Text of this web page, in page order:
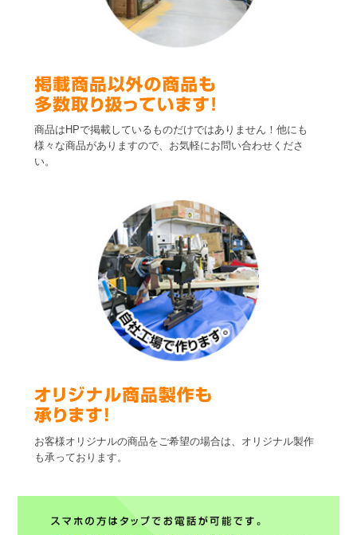
商品はHPで掲載しているものだけではありません！他にも
様々な商品がありますので、お気軽にお問い合わせくださ
い。
お客様オリジナルの商品をご希望の場合は、オリジナル製作
も承っております。